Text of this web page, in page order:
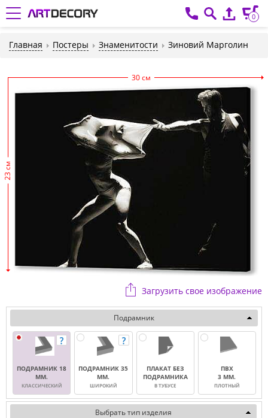
0
Главная Постеры Знаменитости Зиновий Марголин
30 см
23 см
Загрузить свое изображение
Подрамник
ПОДРАМНИК 18
ММ.
КЛАССИЧЕСКИЙ
ПОДРАМНИК 35
ММ.
ШИРОКИЙ
ПЛАКАТ БЕЗ
ПОДРАМНИКА
В ТУБУСЕ
ПВХ
3 ММ.
ПЛОТНЫЙ
Выбрать тип изделия